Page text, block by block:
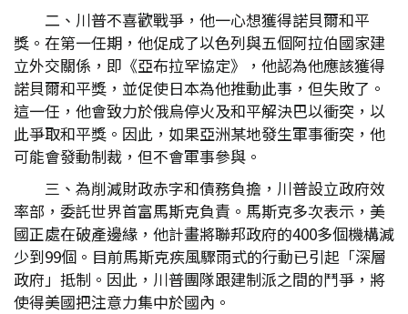
二、川普不喜歡戰爭，他一心想獲得諾貝爾和平
獎。在第一任期，他促成了以色列與五個阿拉伯國家建
立外交關係，即《亞布拉罕協定》，他認為他應該獲得
諾貝爾和平獎，並促使日本為他推動此事，但失敗了。
這一任，他會致力於俄烏停火及和平解決巴以衝突，以
此爭取和平獎。因此，如果亞洲某地發生軍事衝突，他
可能會發動制裁，但不會軍事參與。
三、為削減財政赤字和債務負擔，川普設立政府效
率部，委託世界首富馬斯克負責。馬斯克多次表示，美
國正處在破產邊緣，他計畫將聯邦政府的400多個機構減
少到99個。目前馬斯克疾風驟雨式的行動已引起「深層
政府」抵制。因此，川普團隊跟建制派之間的鬥爭，將
使得美國把注意力集中於國內。